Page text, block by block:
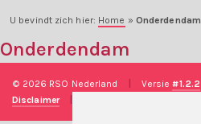
U bevindt zich hier: Home » Onderdendam
Onderdendam
© 2026 RSO Nederland Versie#1.2.2
Disclaimer